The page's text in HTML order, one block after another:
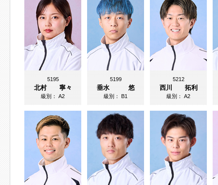
5195
北村 寧々
級別：A2
5199
垂水 悠
級別：B1
5212
西川 拓利
級別：A2